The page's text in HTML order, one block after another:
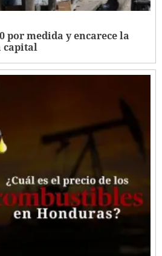
por medida y encarece la
capital